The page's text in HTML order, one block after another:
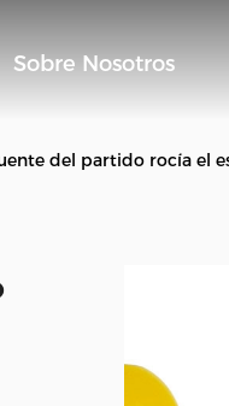
Sobre Nosotros
del partido rocía el